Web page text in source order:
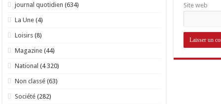
Site web
journal quotidien (634)
La Une (4)
Loisirs (8)
Magazine (44)
National (4 320)
Non classé (63)
Société (282)